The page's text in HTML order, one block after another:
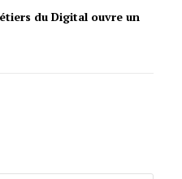
du Digital ouvre un